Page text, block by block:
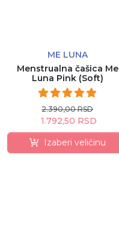
ME LUNA
Menstrualna čašica Me
Luna Pink (Soft)
2.390,00 RSD
1.792,50 RSD
Izaberi veličinu